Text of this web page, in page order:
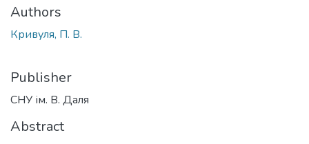
Authors
Кривуля, П. В.
Publisher
СНУ ім. В. Даля
Abstract